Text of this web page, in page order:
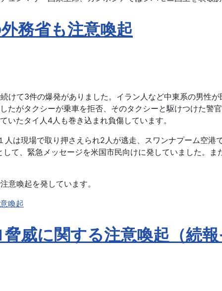
務省も注意喚起
て3件の爆発がありました。イラン人など中東系の男性
たがタクシーが乗車を拒否、そのタクシーと駆けつけた警
たタイ人4人も巻き込まれ負傷しています。
は現場で取り押さえられ2人が逃走、スワンナプーム空港
て、緊急メッセージを米国市民向けに発していました。
喚起を発しています。
喚起
威に関する注意喚起（続